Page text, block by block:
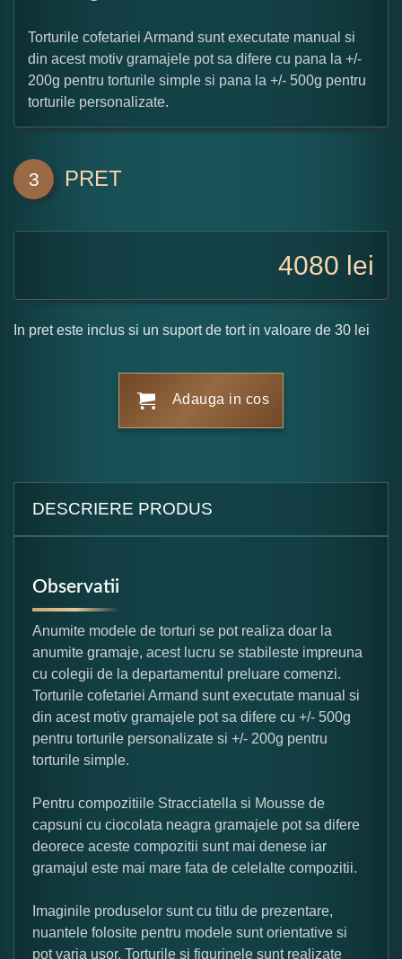
Torturile cofetariei Armand sunt executate manual si
din acest motiv gramajele pot sa difere cu pana la +/-
200g pentru torturile simple si pana la +/- 500g pentru
torturile personalizate.
3 PRET
4080 lei
In pret este inclus si un suport de tort in valoare de 30 lei
Adauga in cos
DESCRIERE PRODUS
Observatii
Anumite modele de torturi se pot realiza doar la
anumite gramaje, acest lucru se stabileste impreuna
cu colegii de la departamentul preluare comenzi.
Torturile cofetariei Armand sunt executate manual si
din acest motiv gramajele pot sa difere cu +/- 500g
pentru torturile personalizate si +/- 200g pentru
torturile simple.
Pentru compozitiile Stracciatella si Mousse de
capsuni cu ciocolata neagra gramajele pot sa difere
deorece aceste compozitii sunt mai denese iar
gramajul este mai mare fata de celelalte compozitii.
Imaginile produselor sunt cu titlu de prezentare,
nuantele folosite pentru modele sunt orientative si
pot varia usor. Torturile si figurinele sunt realizate